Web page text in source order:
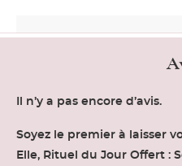
Il n’y a pas encore d’avis.
Soyez le premier à laisser
Elle, Rituel du Jour Offert :